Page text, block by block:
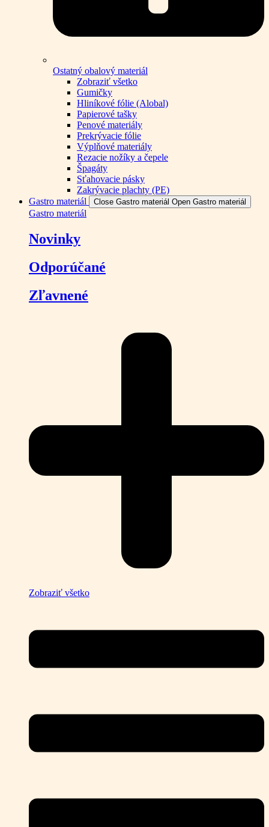
Ostatný obalový materiál
Zobraziť všetko
Gumičky
Hliníkové fólie (Alobal)
Papierové tašky
Penové materiály
Prekrývacie fólie
Výplňové materiály
Rezacie nožíky a čepele
Špagáty
Sťahovacie pásky
Zakrývacie plachty (PE)
Gastro materiál
Close Gastro materiál Open Gastro materiál
Gastro materiál
Novinky
Odporúčané
Zľavnené
Zobraziť všetko